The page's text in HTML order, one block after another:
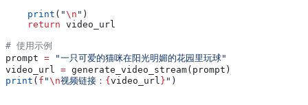
    print
( "\n " )
    return
video_url
# 使用示例
prompt = "一只可爱的猫咪在阳光明媚的花园里玩球"
video_url = generate_video_stream(prompt)
print ( f "\n视频链接： { video_url } " )